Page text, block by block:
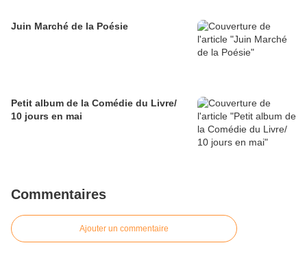
Juin Marché de la Poésie
Petit album de la Comédie du Livre/
10 jours en mai
Commentaires
Ajouter un commentaire